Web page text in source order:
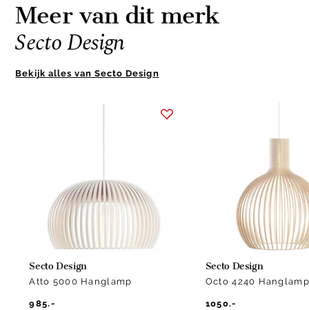
Meer van dit merk
Secto Design
Bekijk alles van Secto Design
Secto Design
Atto 5000 Hanglamp
985.-
Secto Design
Octo 4240 Hanglamp
1050.-